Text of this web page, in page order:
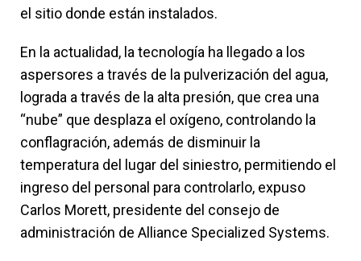
el sitio donde están instalados.
En la actualidad, la tecnología ha llegado a los
aspersores a través de la pulverización del agua,
lograda a través de la alta presión, que crea una
“nube” que desplaza el oxígeno, controlando la
conflagración, además de disminuir la
temperatura del lugar del siniestro, permitiendo el
ingreso del personal para controlarlo, expuso
Carlos Morett, presidente del consejo de
administración de Alliance Specialized Systems.